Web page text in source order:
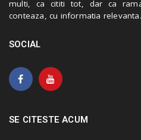
multi, ca cititi tot, dar ca
conteaza, cu informatia relevanta.
SOCIAL
SE CITESTE ACUM